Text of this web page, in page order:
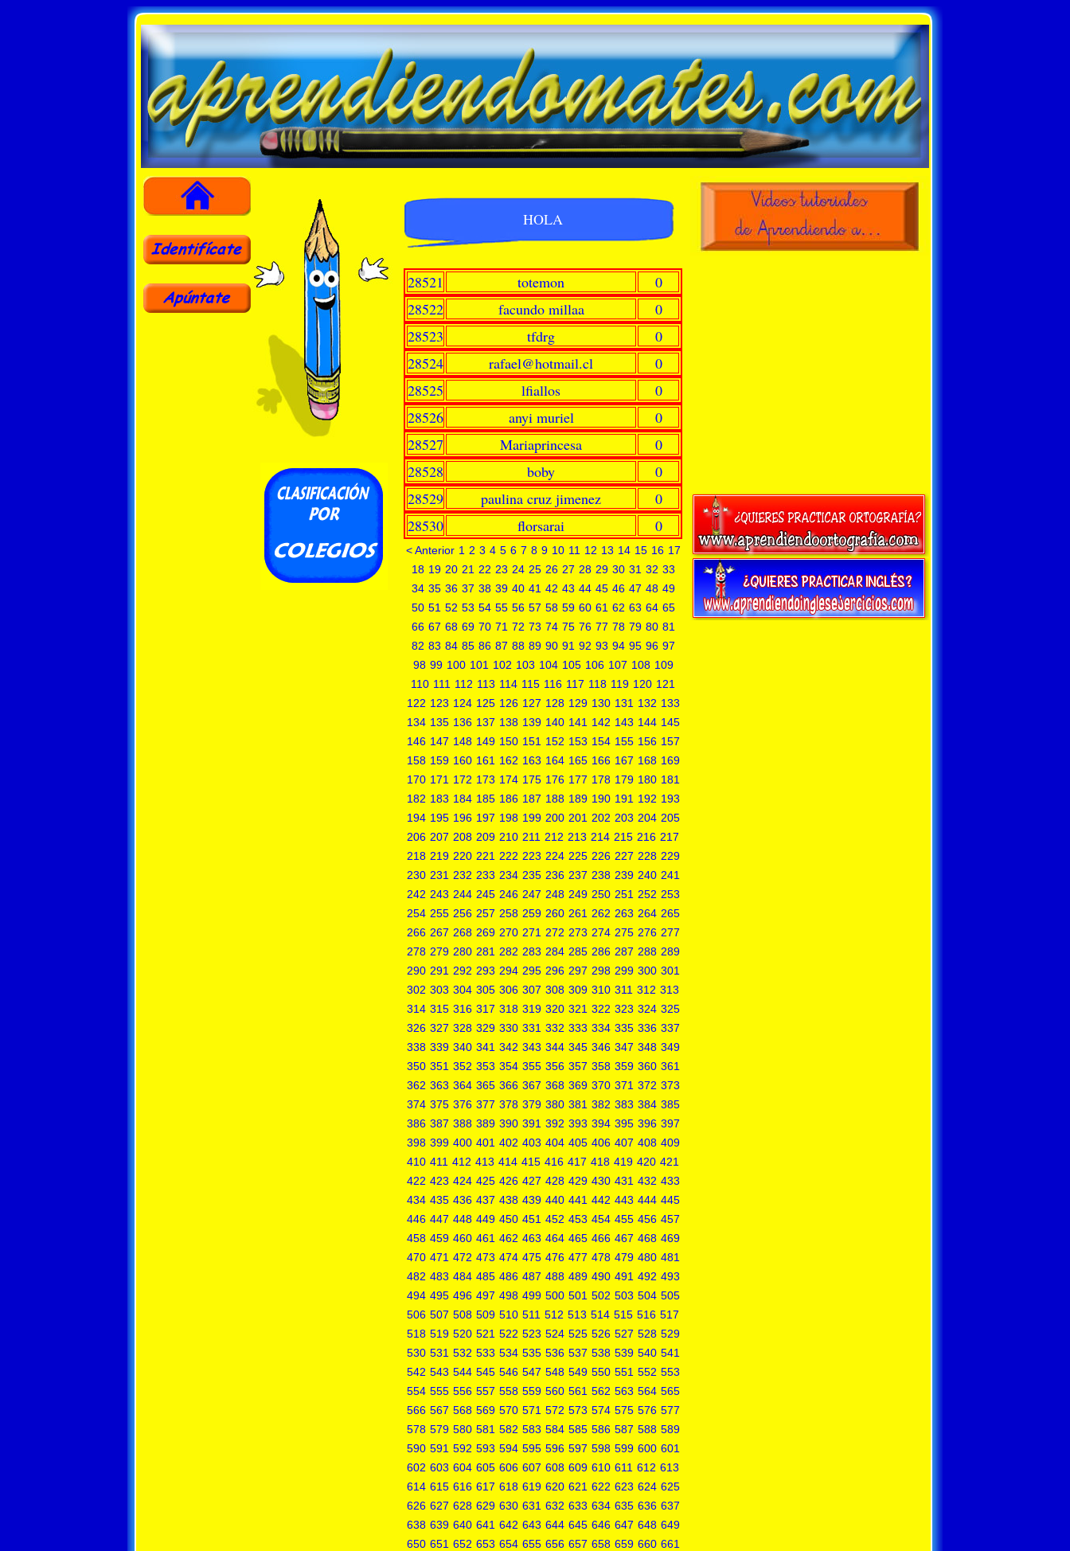
HOLA
28521 totemon
0
28522
facundo millaa
0
28523
tfdrg
0
28524
rafael@hotmail.cl
0
28525
lfiallos
0
28526
anyi muriel
0
28527
Mariaprincesa
0
28528
boby
0
28529
paulina cruz jimenez
0
28530
florsarai 0
< Anterior 1 2 3 4 5 6 7 8 9 10 11 12 13 14 15 16 17
18 19 20 21 22 23 24 25 26 27 28 29 30 31 32 33
34 35 36 37 38 39 40 41 42 43 44 45 46 47 48 49
50 51 52 53 54 55 56 57 58 59 60 61 62 63 64 65
66 67 68 69 70 71 72 73 74 75 76 77 78 79 80 81
82 83 84 85 86 87 88 89 90 91 92 93 94 95 96 97
98 99 100 101 102 103 104 105 106 107 108 109
110 111 112 113 114 115 116 117 118 119 120 121
122 123 124 125 126 127 128 129 130 131 132 133
134 135 136 137 138 139 140 141 142 143 144 145
146 147 148 149 150 151 152 153 154 155 156 157
158 159 160 161 162 163 164 165 166 167 168 169
170 171 172 173 174 175 176 177 178 179 180 181
182 183 184 185 186 187 188 189 190 191 192 193
194 195 196 197 198 199 200 201 202 203 204 205
206 207 208 209 210 211 212 213 214 215 216 217
218 219 220 221 222 223 224 225 226 227 228 229
230 231 232 233 234 235 236 237 238 239 240 241
242 243 244 245 246 247 248 249 250 251 252 253
254 255 256 257 258 259 260 261 262 263 264 265
266 267 268 269 270 271 272 273 274 275 276 277
278 279 280 281 282 283 284 285 286 287 288 289
290 291 292 293 294 295 296 297 298 299 300 301
302 303 304 305 306 307 308 309 310 311 312 313
314 315 316 317 318 319 320 321 322 323 324 325
326 327 328 329 330 331 332 333 334 335 336 337
338 339 340 341 342 343 344 345 346 347 348 349
350 351 352 353 354 355 356 357 358 359 360 361
362 363 364 365 366 367 368 369 370 371 372 373
374 375 376 377 378 379 380 381 382 383 384 385
386 387 388 389 390 391 392 393 394 395 396 397
398 399 400 401 402 403 404 405 406 407 408 409
410 411 412 413 414 415 416 417 418 419 420 421
422 423 424 425 426 427 428 429 430 431 432 433
434 435 436 437 438 439 440 441 442 443 444 445
446 447 448 449 450 451 452 453 454 455 456 457
458 459 460 461 462 463 464 465 466 467 468 469
470 471 472 473 474 475 476 477 478 479 480 481
482 483 484 485 486 487 488 489 490 491 492 493
494 495 496 497 498 499 500 501 502 503 504 505
506 507 508 509 510 511 512 513 514 515 516 517
518 519 520 521 522 523 524 525 526 527 528 529
530 531 532 533 534 535 536 537 538 539 540 541
542 543 544 545 546 547 548 549 550 551 552 553
554 555 556 557 558 559 560 561 562 563 564 565
566 567 568 569 570 571 572 573 574 575 576 577
578 579 580 581 582 583 584 585 586 587 588 589
590 591 592 593 594 595 596 597 598 599 600 601
602 603 604 605 606 607 608 609 610 611 612 613
614 615 616 617 618 619 620 621 622 623 624 625
626 627 628 629 630 631 632 633 634 635 636 637
638 639 640 641 642 643 644 645 646 647 648 649
650 651 652 653 654 655 656 657 658 659 660 661